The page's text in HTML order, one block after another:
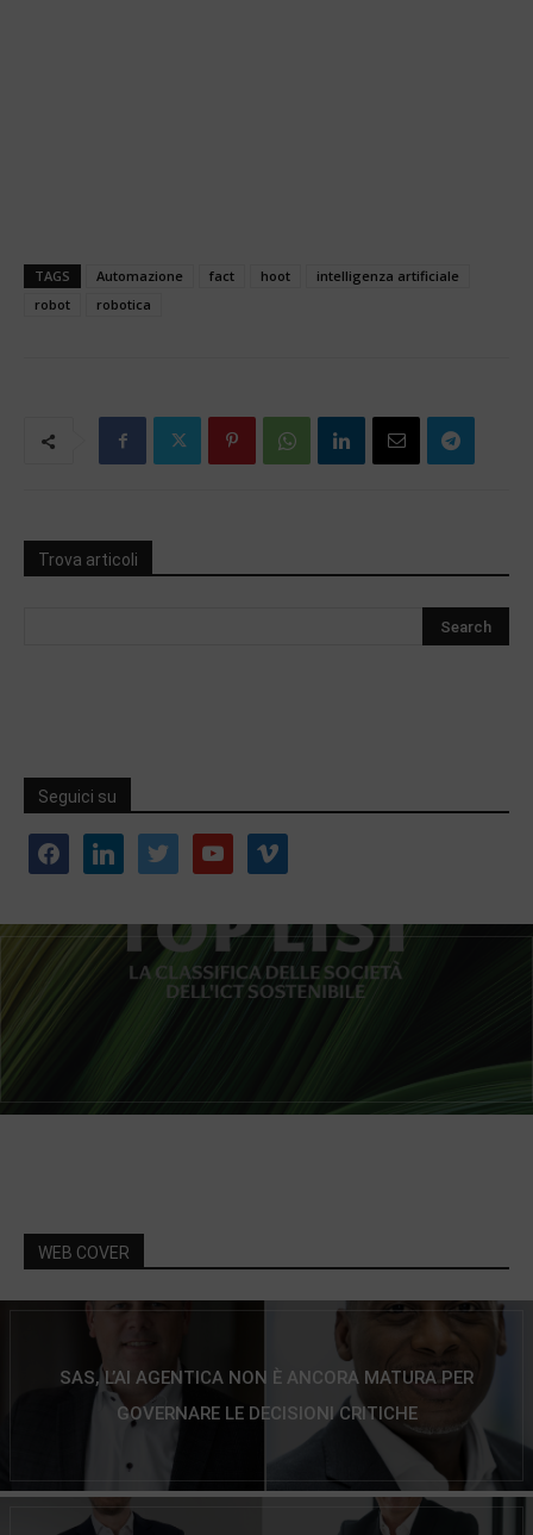
TAGS Automazione fact hoot
intelligenza artificiale
robot
robotica
Trova articoli
Seguici su
facebooklinkedin twitter youtube vimeo
WEB COVER
SAS, L’AI AGENTICA NON È ANCORA MATURA PER
GOVERNARE LE DECISIONI CRITICHE